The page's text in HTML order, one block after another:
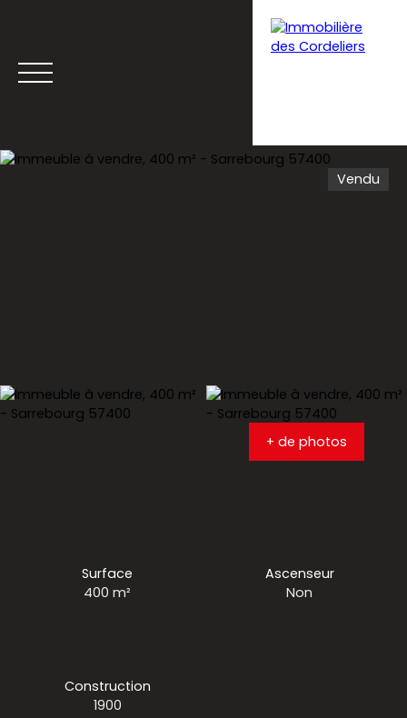
Vendu
+ de photos
Surface
400m²
Ascenseur
Non
Construction
1900